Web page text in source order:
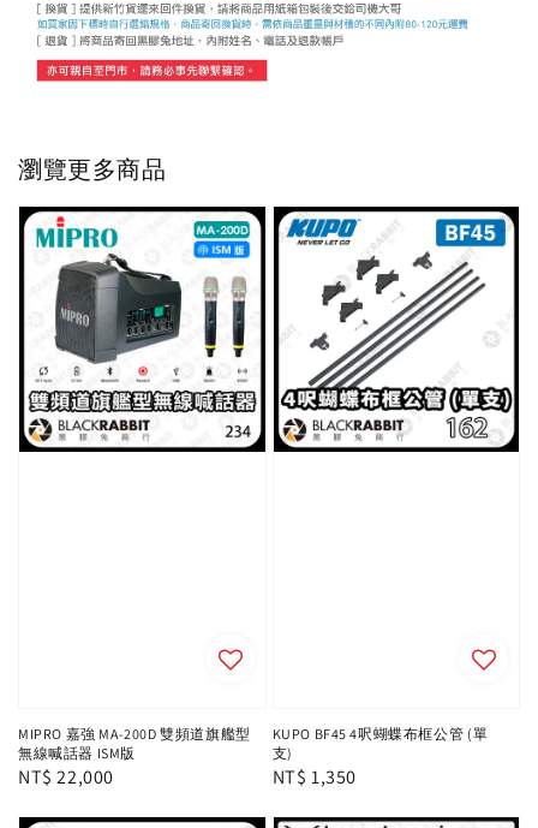
瀏覽更多商品
MIPRO 嘉強 MA-200D 雙頻道旗艦型
無線喊話器 ISM版
Regular
NT$ 22,000
KUPO BF45 4呎蝴蝶布框公管 (單
支)
Regular
NT$ 1,350